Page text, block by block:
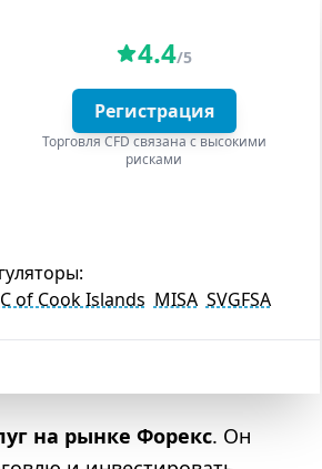
4.4/5
Регистрация
Торговля CFD связана с высокими
рисками
of Cook Islands MISA SVGFSA
на рынке Форекс. Он